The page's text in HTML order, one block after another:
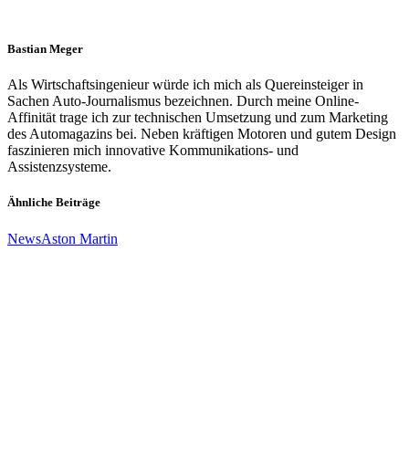
Bastian Meger
Als Wirtschaftsingenieur würde ich mich als Quereinsteiger in
Sachen Auto-Journalismus bezeichnen. Durch meine Online-
Affinität trage ich zur technischen Umsetzung und zum Marketing
des Automagazins bei. Neben kräftigen Motoren und gutem Design
faszinieren mich innovative Kommunikations- und
Assistenzsysteme.
Ähnliche Beiträge
NewsAston Martin